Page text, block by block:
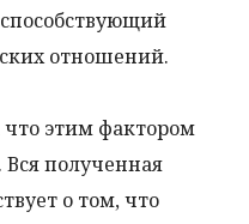
отношений.
что этим фактором
Вся полученная
о том, что